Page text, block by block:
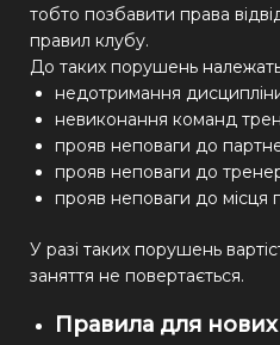
тобто позбавити права
правил клубу.
До таких порушень
недотримання
невиконання команд
прояв неповаги до
прояв неповаги до
прояв неповаги до місця
У разі таких порушень
заняття не повертається.
Правила для нових